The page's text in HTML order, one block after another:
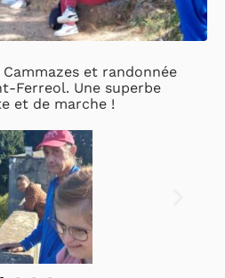
et randonnée
Ferreol. Une superbe
et de marche !